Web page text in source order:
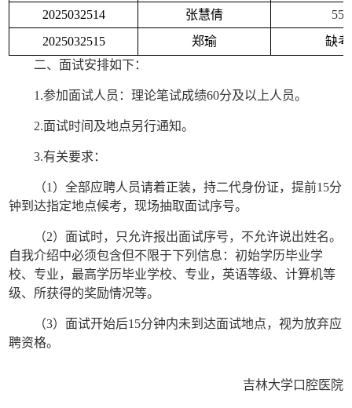
2025032514
张慧倩
55
2025032515
郑瑜
缺考
二、面试安排如下：
1.参加面试人员：理论笔试成绩60分及以上人员。
2.面试时间及地点另行通知。
3.有关要求：
（1 ）全部应聘人员请着正装，持二代身份证，提前15分
钟到达指定地点候考，现场抽取面试序号。
（2）面试时，只允许报出面试序号，不允许说出姓名。
自我介绍中必须包含但不限于下列信息：初始学历毕业学
校、专业，最高学历毕业学校、专业，英语等级、计算机等
级、所获得的奖励情况等。
（3）面试开始后15分钟内未到达面试地点，视为放弃应
聘资格。
吉林大学口腔医院